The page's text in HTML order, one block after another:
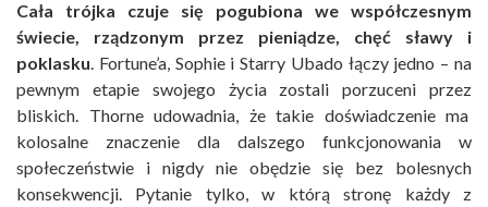
Cała trójka czuje się pogubiona we współczesnym
świecie, rządzonym przez pieniądze, chęć sławy i
poklasku. Fortune’a, Sophie i Starry Ubado łączy jedno – na
pewnym etapie swojego życia zostali porzuceni przez
bliskich. Thorne udowadnia, że takie doświadczenie ma
kolosalne znaczenie dla dalszego funkcjonowania w
społeczeństwie i nigdy nie obędzie się bez bolesnych
konsekwencji. Pytanie tylko, w którą stronę każdy z